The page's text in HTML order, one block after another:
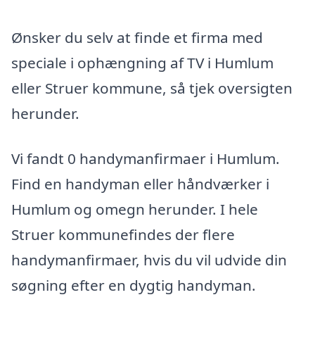
Ønsker du selv at finde et firma med
speciale i ophængning af TV i Humlum
eller Struer kommune, så tjek oversigten
herunder.
Vi fandt 0 handymanfirmaer i Humlum.
Find en handyman eller håndværker i
Humlum og omegn herunder. I hele
Struer kommunefindes der flere
handymanfirmaer, hvis du vil udvide din
søgning efter en dygtig handyman.